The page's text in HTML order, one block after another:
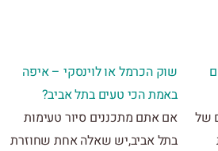
שוק הכרמל או לוינסקי – איפה
באמת הכי טעים בתל אביב?
אם אתם מתכננים סיור טעימות
בתל אביב,יש שאלה אחת שחוזרת